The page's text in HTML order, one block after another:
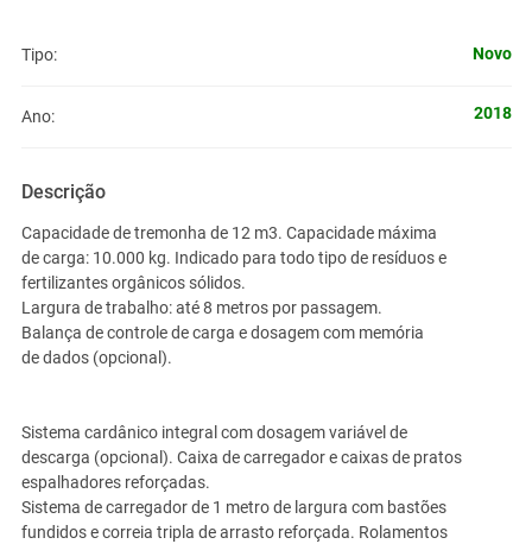
Tipo: Novo
Ano: 2018
Descrição
Capacidade de tremonha de 12 m3. Capacidade máxima
de carga: 10.000 kg. Indicado para todo tipo de resíduos e
fertilizantes orgânicos sólidos.
Largura de trabalho: até 8 metros por passagem.
Balança de controle de carga e dosagem com memória
de dados (opcional).
Sistema cardânico integral com dosagem variável de
descarga (opcional). Caixa de carregador e caixas de pratos
espalhadores reforçadas.
Sistema de carregador de 1 metro de largura com bastões
fundidos e correia tripla de arrasto reforçada. Rolamentos